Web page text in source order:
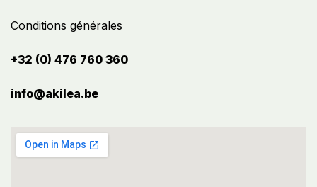
Conditions générales
+32 (0) 476 760 360
info@akilea.be​